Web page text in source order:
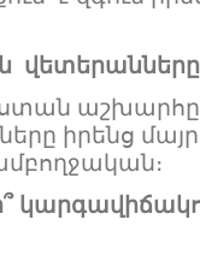
վետերանները
իրենց